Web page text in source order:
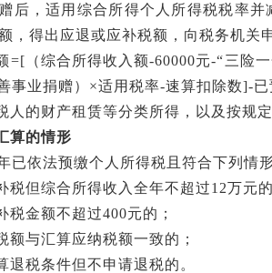
后，适用综合所得个人所得税税率
，得出应退或应补税额，向税务机关
=[（综合所得收入额-60000元-“三险
事业捐赠）×适用税率-速算扣除数]-已
人的财产租赁等分类所得，以及按规
算的情形
已依法预缴个人所得税且符合下列情
税但综合所得收入全年不超过12万元的
税金额不超过400元的；
额与汇算应纳税额一致的；
退税条件但不申请退税的。